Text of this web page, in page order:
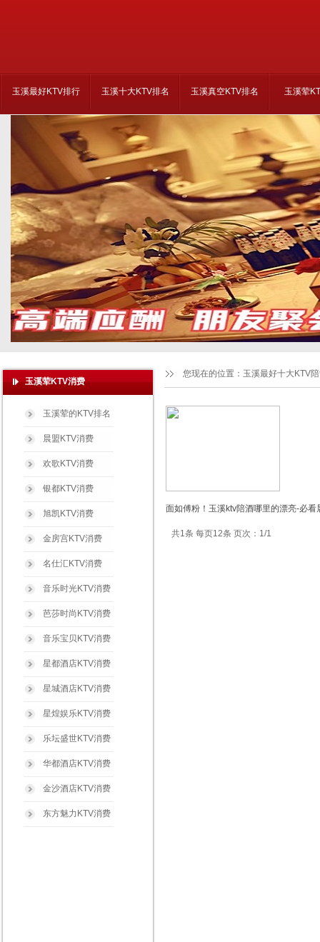
玉溪最好KTV排行 玉溪十大KTV排名 玉溪真空KTV排名 玉溪荤
玉溪荤KTV消费
玉溪荤的KTV排名
晨盟KTV消费
欢歌KTV消费
银都KTV消费
旭凯KTV消费
金房宫KTV消费
名仕汇KTV消费
音乐时光KTV消费
芭莎时尚KTV消费
音乐宝贝KTV消费
星都酒店KTV消费
星城酒店KTV消费
星煌娱乐KTV消费
乐坛盛世KTV消费
华都酒店KTV消费
金沙酒店KTV消费
东方魅力KTV消费
面如傅粉！玉溪ktv陪酒哪里的漂亮-必
共1条 每页12条 页次：1/1
您现在的位置： 玉溪最好十大KTV